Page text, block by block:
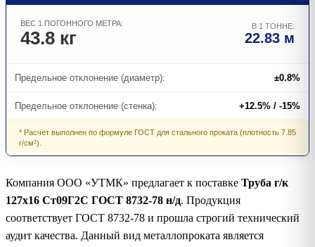
ВЕС 1 ПОГОННОГО МЕТРА:
43.8 кг
В 1 ТОННЕ:
22.83 м
Предельное отклонение (диаметр): ±0.8%
Предельное отклонение (стенка): +12.5% / -15%
* Расчет выполнен по формуле ГОСТ для стального проката (плотность 7.85
г/см³).
Компания ООО «УТМК» предлагает к поставке Труба г/к
127х16 Ст09Г2С ГОСТ 8732-78 н/д. Продукция
соответствует ГОСТ 8732-78 и прошла строгий технический
аудит качества. Данный вид металлопроката является